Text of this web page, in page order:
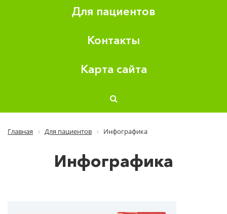
Для пациентов
Контакты
Карта сайта
Главная Для пациентов Инфографика
Инфографика